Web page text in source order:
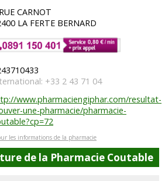
CARNOT
LA FERTE BERNARD
+33 2 43 71 04
www.pharmaciengiphar.com/resultat-
une-pharmacie/pharmacie-
les informations de la pharmacie
de la Pharmacie Coutable